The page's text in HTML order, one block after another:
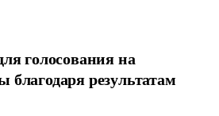
голосования на
результатам